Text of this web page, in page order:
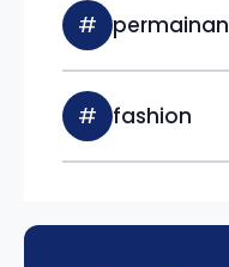
# permainan
# fashion